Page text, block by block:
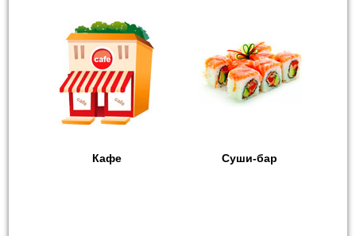
Кафе Суши-бар